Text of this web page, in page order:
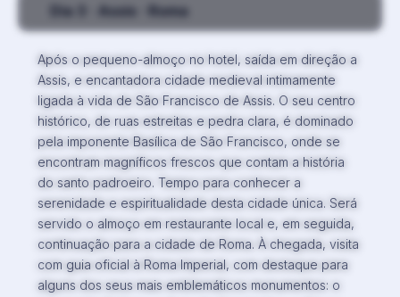
Dia 3 · Assis · Roma
Após o pequeno-almoço no hotel, saída em direção a
Assis, e encantadora cidade medieval intimamente
ligada à vida de São Francisco de Assis. O seu centro
histórico, de ruas estreitas e pedra clara, é dominado
pela imponente Basílica de São Francisco, onde se
encontram magníficos frescos que contam a história
do santo padroeiro. Tempo para conhecer a
serenidade e espiritualidade desta cidade única. Será
servido o almoço em restaurante local e, em seguida,
continuação para a cidade de Roma. À chegada, visita
com guia oficial à Roma Imperial, com destaque para
alguns dos seus mais emblemáticos monumentos: o